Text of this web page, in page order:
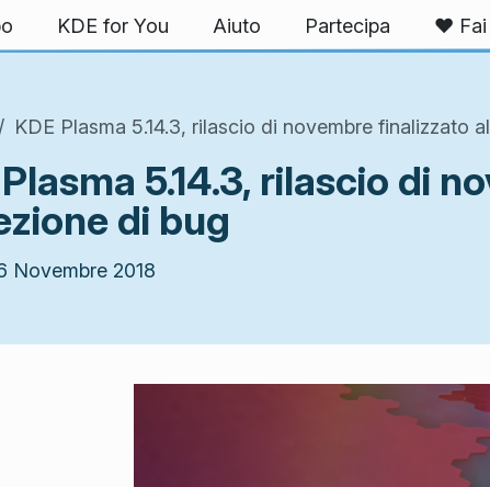
KDE for You Aiuto Partecipa ❤️ Fai
KDE Plasma 5.14.3, rilascio di novembre finalizzato
5.14.3, rilascio di
di bug
Novembre 2018